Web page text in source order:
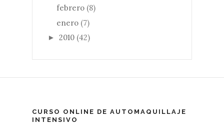
febrero (8)
enero (7)
► 2010 (42)
CURSO ONLINE DE AUTOMAQUILLAJE
INTENSIVO